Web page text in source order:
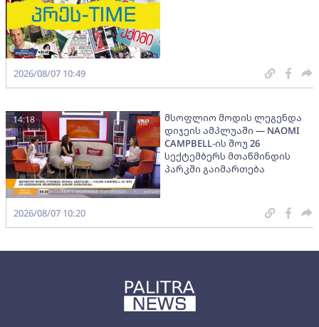
2026/08/07 10:49
მსოფლიო მოდის ლეგენდა
დიჯეის ამპლუაში — NAOMI
CAMPBELL-ის შოუ 26
სექტემბერს მთაწმინდის
პარკში გაიმართება
14:18
2026/08/07 10:20